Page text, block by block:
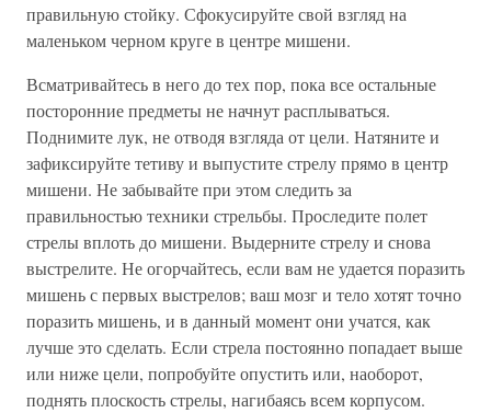
правильную стойку. Сфокусируйте свой взгляд на
маленьком черном круге в центре мишени.
Всматривайтесь в него до тех пор, пока все остальные
посторонние предметы не начнут расплываться.
Поднимите лук, не отводя взгляда от цели. Натяните и
зафиксируйте тетиву и выпустите стрелу прямо в центр
мишени. Не забывайте при этом следить за
правильностью техники стрельбы. Проследите полет
стрелы вплоть до мишени. Выдерните стрелу и снова
выстрелите. Не огорчайтесь, если вам не удается поразить
мишень с первых выстрелов; ваш мозг и тело хотят точно
поразить мишень, и в данный момент они учатся, как
лучше это сделать. Если стрела постоянно попадает выше
или ниже цели, попробуйте опустить или, наоборот,
поднять плоскость стрелы, нагибаясь всем корпусом.